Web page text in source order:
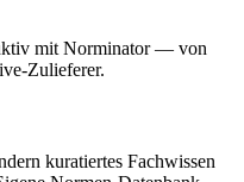
mit Norminator — von
Zulieferer.
kuratiertes Fachwissen